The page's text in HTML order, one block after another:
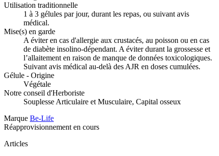
Utilisation traditionnelle
1 à 3 gélules par jour, durant les repas, ou suivant avis
médical.
Mise(s) en garde
A éviter en cas d'allergie aux crustacés, au poisson ou en cas
de diabète insolino-dépendant. A éviter durant la grossesse et
l’allaitement en raison de manque de données toxicologiques.
Suivant avis médical au-delà des AJR en doses cumulées.
Gélule - Origine
Végétale
Notre conseil d'Herboriste
Souplesse Articulaire et Musculaire, Capital osseux
Marque Be-Life
Réapprovisionnement en cours
Articles